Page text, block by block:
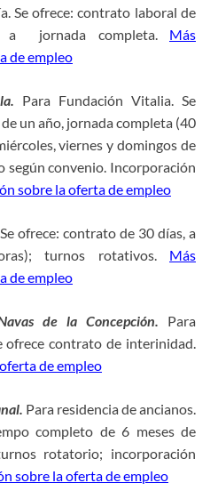
Se ofrece: contrato laboral de
a jornada completa. Más
de empleo
Para Fundación Vitalia. Se
un año, jornada completa (40
viernes y domingos de
según convenio. Incorporación
sobre la oferta de empleo
Se ofrece: contrato de 30 días, a
turnos rotativos. Más
de empleo
de la Concepción. Para
ofrece contrato de interinidad.
de empleo
Para residencia de ancianos.
completo de 6 meses de
rotatorio; incorporación
sobre la oferta de empleo